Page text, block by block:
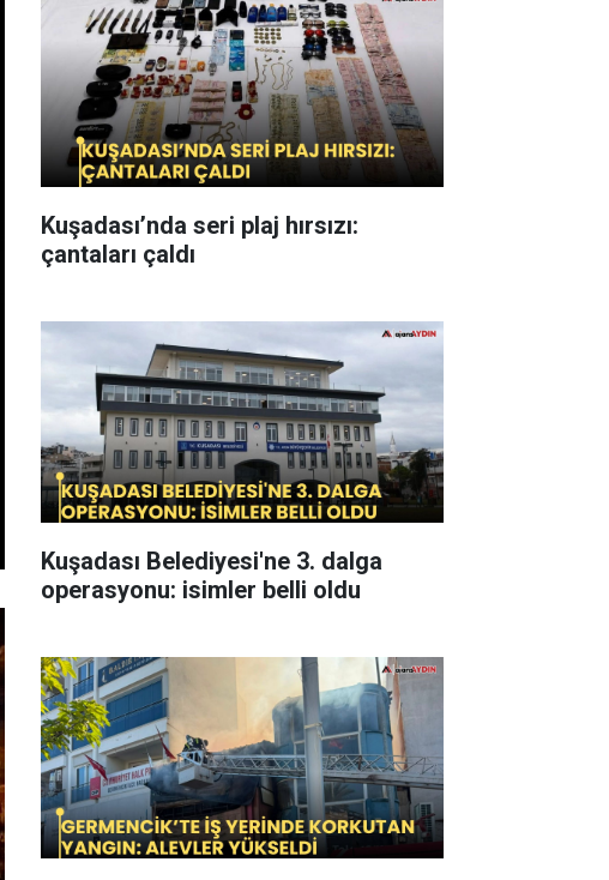
Kuşadası’nda seri plaj hırsızı:
çantaları çaldı
Kuşadası Belediyesi'ne 3. dalga
operasyonu: isimler belli oldu